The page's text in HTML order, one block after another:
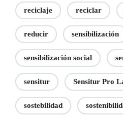
reciclaje reciclar
reducir sensibilización
sensibilización social
sensitur Sensitur Pro
sostebilidad